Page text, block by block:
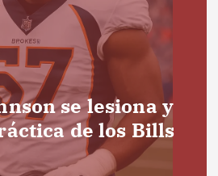
se lesiona y
de los Bills